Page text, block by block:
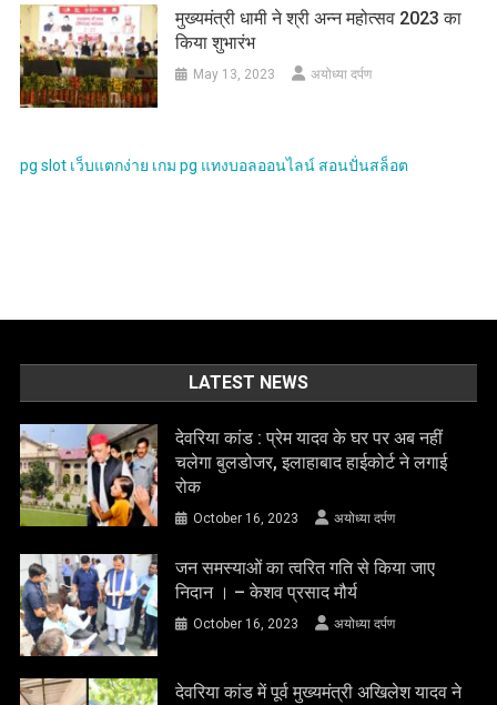
मुख्यमंत्री धामी ने श्री अन्न महोत्सव 2023 का
किया शुभारंभ
May 13, 2023 अयोध्या दर्पण
pg slot เว็บแตกง่าย เกม pg แทงบอลออนไลน์ สอนปั่นสล็อต
LATEST NEWS
देवरिया कांड : प्रेम यादव के घर पर अब नहीं
चलेगा बुलडोजर, इलाहाबाद हाईकोर्ट ने लगाई
रोक
October 16, 2023 अयोध्या दर्पण
जन समस्याओं का त्वरित गति से किया जाए
निदान । – केशव प्रसाद मौर्य
October 16, 2023 अयोध्या दर्पण
देवरिया कांड में पूर्व मुख्यमंत्री अखिलेश यादव ने